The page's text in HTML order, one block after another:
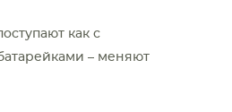
как с
– меняют